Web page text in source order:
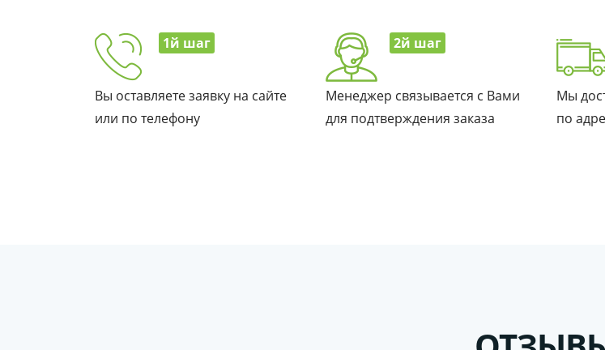
1й шаг
Вы оставляете заявку на сайте
или по телефону
2й шаг
Менеджер связывается с Вами
для подтверждения заказа
Мы
по